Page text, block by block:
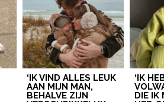
‘IK VIND ALLES LEUK
AAN MIJN MAN,
BEHALVE ZIJN
‘IK
DIE IK